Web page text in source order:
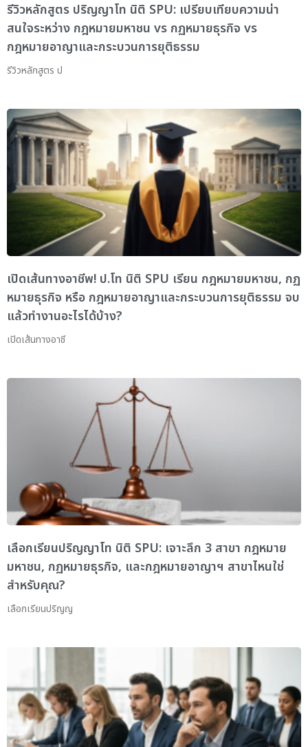
รีวิวหลักสูตร ปริญญาโท นิติ SPU: เปรียบเทียบความน่า
สนใจระหว่าง กฎหมายมหาชน vs กฏหมายธุรกิจ vs
กฎหมายอาญาและกระบวนการยุติธรรม
รีวิวหลักสูตร ป
เปิดเส้นทางอาชีพ! ป.โท นิติ SPU เรียน กฎหมายมหาชน, กฏ
หมายธุรกิจ หรือ กฎหมายอาญาและกระบวนการยุติธรรม จบ
แล้วทำงานอะไรได้บ้าง?
เปิดเส้นทางอาชี
เลือกเรียนปริญญาโท นิติ SPU: เจาะลึก 3 สาขา กฎหมาย
มหาชน, กฏหมายธุรกิจ, และกฎหมายอาญาฯ สาขาไหนใช่
สำหรับคุณ?
เลือกเรียนปริญญ